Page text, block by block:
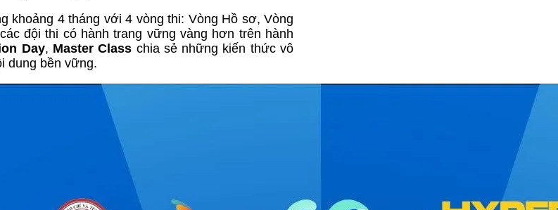
khoảng 4 tháng với 4 vòng thi: Vòng Hồ sơ, Vòng
đội thi có hành trang vững vàng hơn trên hành
Day, Master Class chia sẻ những kiến thức vô
dung bền vững.